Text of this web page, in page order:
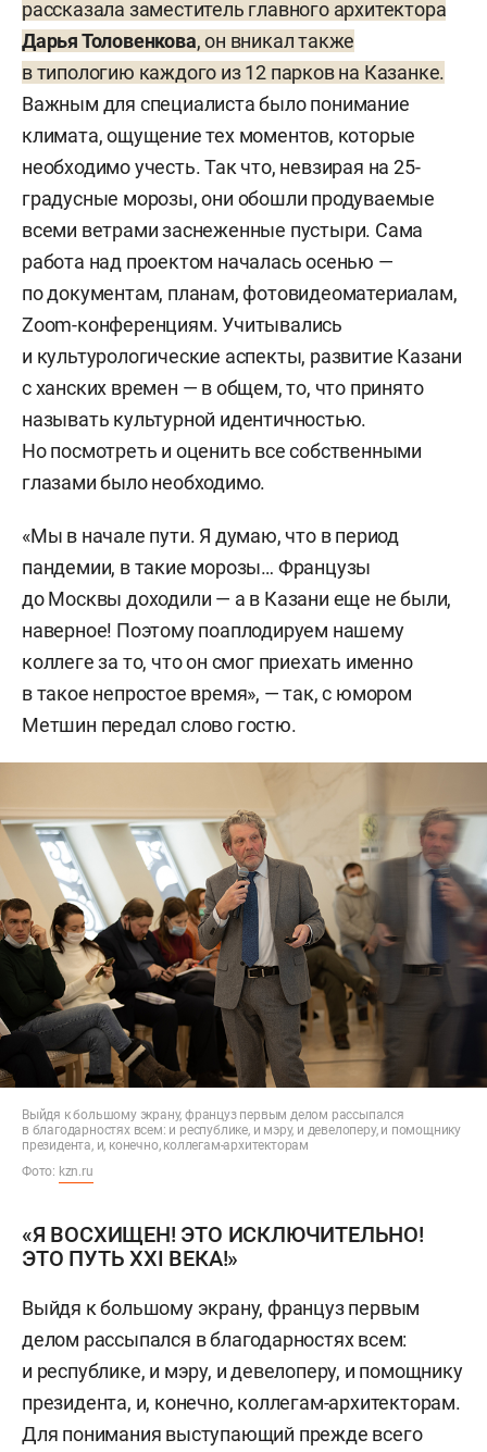
рассказала заместитель главного архитектора
Дарья Толовенкова, он вникал также
в типологию каждого из 12 парков на Казанке.
Важным для специалиста было понимание
климата, ощущение тех моментов, которые
необходимо учесть. Так что, невзирая на 25-
градусные морозы, они обошли продуваемые
всеми ветрами заснеженные пустыри. Сама
работа над проектом началась осенью —
по документам, планам, фотовидеоматериалам,
Zoom-конференциям. Учитывались
и культурологические аспекты, развитие Казани
с ханских времен — в общем, то, что принято
называть культурной идентичностью.
Но посмотреть и оценить все собственными
глазами было необходимо.
«Мы в начале пути. Я думаю, что в период
пандемии, в такие морозы… Французы
до Москвы доходили — а в Казани еще не были,
наверное! Поэтому поаплодируем нашему
коллеге за то, что он смог приехать именно
в такое непростое время», — так, с юмором
Метшин передал слово гостю.
Выйдя к большому экрану, француз первым делом рассыпался
в благодарностях всем: и республике, и мэру, и девелоперу, и помощнику
президента, и, конечно, коллегам-архитекторам
Фото: kzn.ru
«Я ВОСХИЩЕН! ЭТО ИСКЛЮЧИТЕЛЬНО!
ЭТО ПУТЬ XXI ВЕКА!»
Выйдя к большому экрану, француз первым
делом рассыпался в благодарностях всем:
и республике, и мэру, и девелоперу, и помощнику
президента, и, конечно, коллегам-архитекторам.
Для понимания выступающий прежде всего